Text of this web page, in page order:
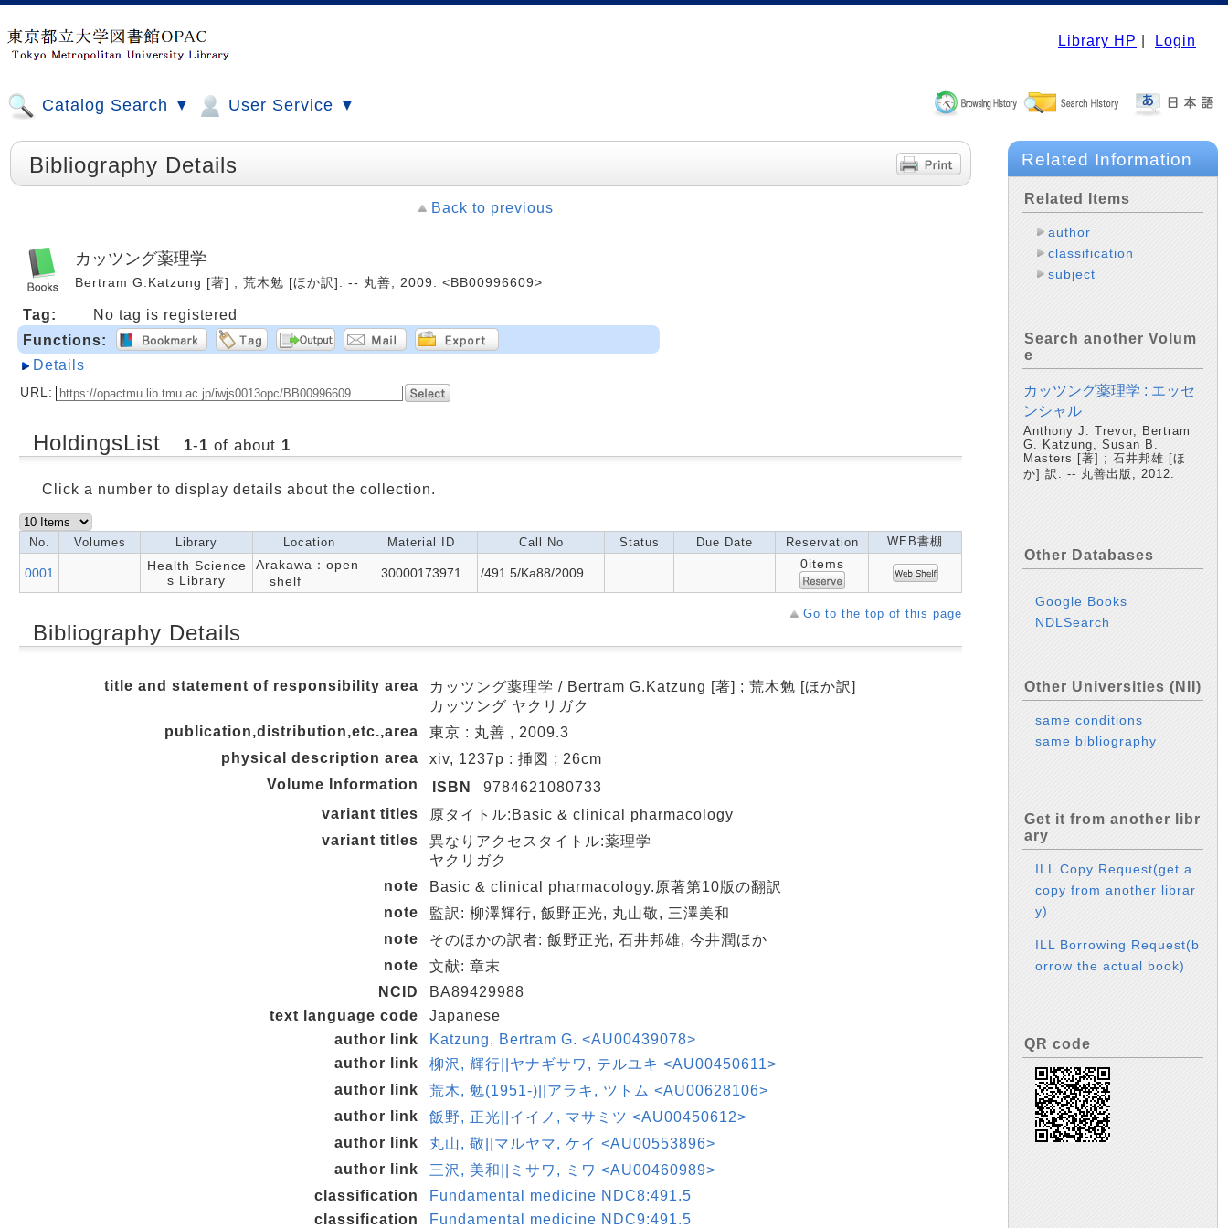
Library HP Login
Catalog Search ▼ User Service ▼
Bibliography Details
Back to previous
カッツング薬理学
Bertram G.Katzung [著] ; 荒木勉 [ほか訳]. -- 丸善, 2009. <BB00996609>
Tag:
No tag is registered
Functions:
Details
URL:
HoldingsList 1-1 of about 1
Click a number to display details about the collection.
No. Volumes Library Location Material ID Call No Status Due Date Reservation WEB書棚
0001
Health Science
s Library
Arakawa：open
shelf
30000173971 /491.5/Ka88/2009
0items
Go to the top of this page
Bibliography Details
title and statement of responsibility area
カッツング薬理学 / Bertram G.Katzung [著] ; 荒木勉 [ほか訳]
カッツング ヤクリガク
publication,distribution,etc.,area
東京 : 丸善 , 2009.3
physical description area
xiv, 1237p : 挿図 ; 26cm
Volume Information
ISBN
9784621080733
variant titles
原タイトル:Basic & clinical pharmacology
variant titles
異なりアクセスタイトル:薬理学
ヤクリガク
note
Basic & clinical pharmacology.原著第10版の翻訳
note
監訳: 柳澤輝行, 飯野正光, 丸山敬, 三澤美和
note
そのほかの訳者: 飯野正光, 石井邦雄, 今井潤ほか
note
文献: 章末
NCID
BA89429988
text language code
Japanese
author link
Katzung, Bertram G. <AU00439078>
author link
柳沢, 輝行||ヤナギサワ, テルユキ <AU00450611>
author link
荒木, 勉(1951-)||アラキ, ツトム <AU00628106>
author link
飯野, 正光||イイノ, マサミツ <AU00450612>
author link
丸山, 敬||マルヤマ, ケイ <AU00553896>
author link
三沢, 美和||ミサワ, ミワ <AU00460989>
classification
Fundamental medicine NDC8:491.5
classification
Fundamental medicine NDC9:491.5
Related Information
Related Items
author
classification
subject
Search another Volum
e
カッツング薬理学 : エッセ
ンシャル
Anthony J. Trevor, Bertram
G. Katzung, Susan B.
Masters [著] ; 石井邦雄 [ほ
か] 訳. -- 丸善出版, 2012.
Other Databases
Google Books
NDLSearch
Other Universities (NII)
same conditions
same bibliography
Get it from another libr
ary
ILL Copy Request(get a
copy from another librar
y)
ILL Borrowing Request(b
orrow the actual book)
QR code